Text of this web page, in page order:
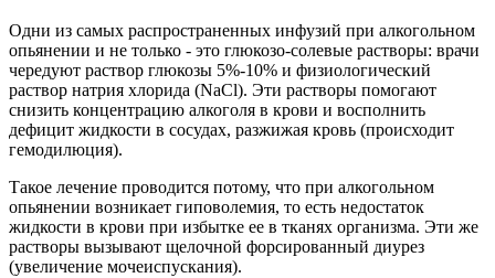
Одни из самых распространенных инфузий при алкогольном
опьянении и не только - это глюкозо-солевые растворы: врачи
чередуют раствор глюкозы 5%-10% и физиологический
раствор натрия хлорида (NaCl). Эти растворы помогают
снизить концентрацию алкоголя в крови и восполнить
дефицит жидкости в сосудах, разжижая кровь (происходит
гемодилюция).
Такое лечение проводится потому, что при алкогольном
опьянении возникает гиповолемия, то есть недостаток
жидкости в крови при избытке ее в тканях организма. Эти же
растворы вызывают щелочной форсированный диурез
(увеличение мочеиспускания).